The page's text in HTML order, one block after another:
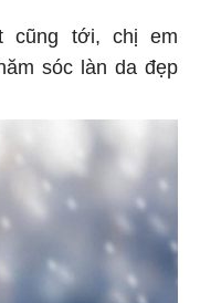
cũng tới, chị em
sóc làn da đẹp